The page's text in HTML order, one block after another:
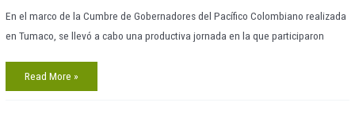
En el marco de la Cumbre de Gobernadores del Pacífico Colombiano realizada
en Tumaco, se llevó a cabo una productiva jornada en la que participaron
Colombiano
Read More »